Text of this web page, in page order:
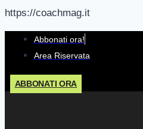
https://coachmag.it
Salta
contenuto
Abbonati ora!
Area Riservata
ABBONATI ORA